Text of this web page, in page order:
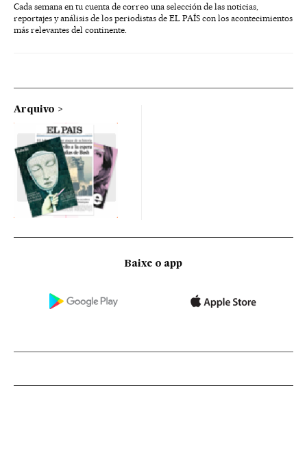
Cada semana en tu cuenta de correo una selección de las noticias,
reportajes y análisis de los periodistas de EL PAÍS con los acontecimientos
más relevantes del continente.
Arquivo
Baixe o app